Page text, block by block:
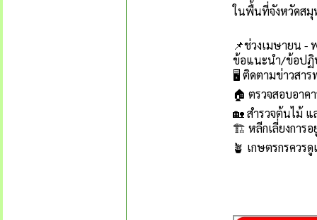
ในพื้นที่จังหวัดส
📌ช่วงเมษายน -
ข้อแนะนำ/ข้อป
🖥 ติดตามข่าวสา
🏠 ตรวจสอบอาค
🏡 สำรวจต้นไม้
🏗 หลีกเลี่ยงการอ
🪴 เกษตรกรควร